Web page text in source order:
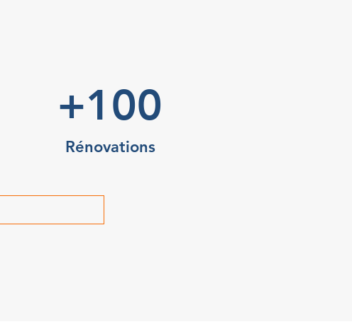
+100
Rénovations